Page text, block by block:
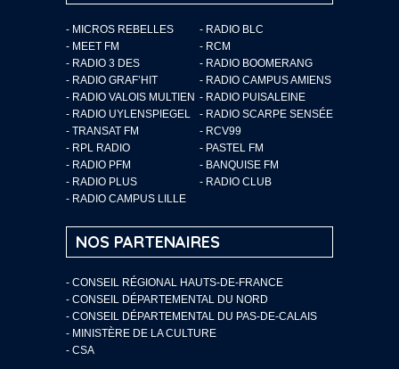
- MICROS REBELLES
- RADIO BLC
- MEET FM
- RCM
- RADIO 3 DES
- RADIO BOOMERANG
- RADIO GRAF’HIT
- RADIO CAMPUS AMIENS
- RADIO VALOIS MULTIEN - RADIO PUISALEINE
- RADIO UYLENSPIEGEL
- RADIO SCARPE SENSÉE
- TRANSAT FM
- RCV99
- RPL RADIO
- PASTEL FM
- RADIO PFM
- BANQUISE FM
- RADIO PLUS
- RADIO CLUB
- RADIO CAMPUS LILLE
NOS PARTENAIRES
- CONSEIL RÉGIONAL HAUTS-DE-FRANCE
- CONSEIL DÉPARTEMENTAL DU NORD
- CONSEIL DÉPARTEMENTAL DU PAS-DE-CALAIS
- MINISTÈRE DE LA CULTURE
- CSA